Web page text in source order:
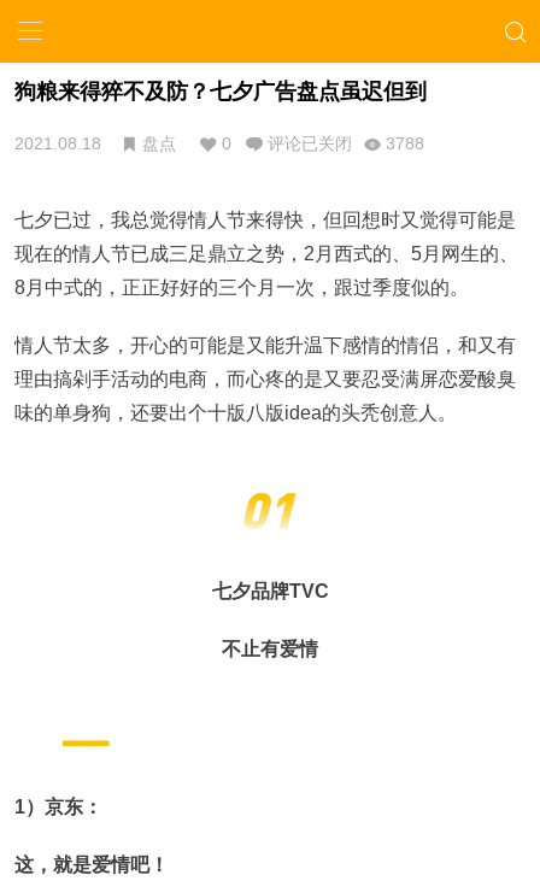
狗粮来得猝不及防？七夕广告盘点虽迟但到
2021.08.18 盘点 0 评论已关闭 3788
七夕已过，我总觉得情人节来得快，但回想时又觉得可能是
现在的情人节已成三足鼎立之势，2月西式的、5月网生的、
8月中式的，正正好好的三个月一次，跟过季度似的。
情人节太多，开心的可能是又能升温下感情的情侣，和又有
理由搞剁手活动的电商，而心疼的是又要忍受满屏恋爱酸臭
味的单身狗，还要出个十版八版idea的头秃创意人。
七夕品牌TVC
不止有爱情
1）京东：
这，就是爱情吧！